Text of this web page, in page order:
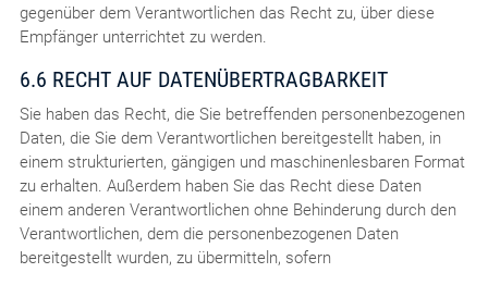
gegenüber dem Verantwortlichen das Recht zu, über diese
Empfänger unterrichtet zu werden.
6.6 RECHT AUF DATENÜBERTRAGBARKEIT
Sie haben das Recht, die Sie betreffenden personenbezogenen
Daten, die Sie dem Verantwortlichen bereitgestellt haben, in
einem strukturierten, gängigen und maschinenlesbaren Format
zu erhalten. Außerdem haben Sie das Recht diese Daten
einem anderen Verantwortlichen ohne Behinderung durch den
Verantwortlichen, dem die personenbezogenen Daten
bereitgestellt wurden, zu übermitteln, sofern